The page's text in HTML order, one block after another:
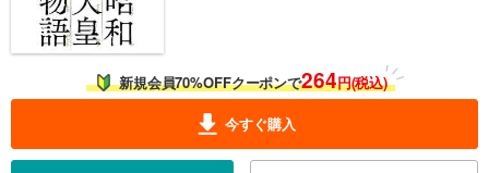
新規会員70%OFFクーポンで264円(税込)
今すぐ購入
あらすじを表示する
昭和天皇物語 4